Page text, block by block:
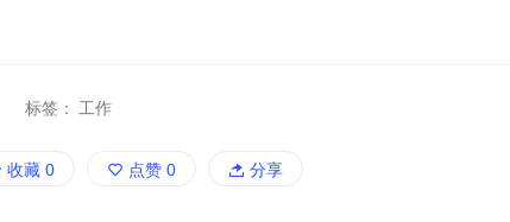
标签： 工作
收藏0 点赞 0 分享